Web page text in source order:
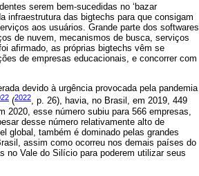
serem bem-sucedidas no ‘bazar
infraestrutura das bigtechs para que consigam
aos usuários. Grande parte dos softwares
de nuvem, mecanismos de busca, serviços
afirmado, as próprias bigtechs vêm se
de empresas educacionais, e concorrer com
devido à urgência provocada pela pandemia
(2022, p. 26), havia, no Brasil, em 2019, 449
esse número subiu para 566 empresas,
desse número relativamente alto de
global, também é dominado pelas grandes
assim como ocorreu nos demais países do
no Vale do Silício para poderem utilizar seus